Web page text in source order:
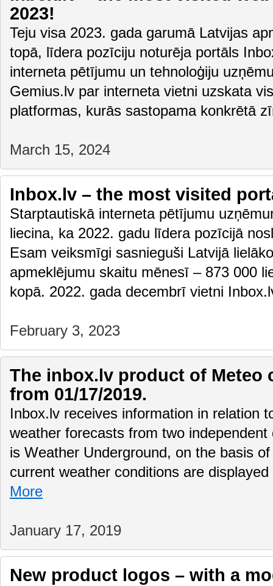
2023!
Teju visa 2023. gada garumā Latvijas
topā, līdera pozīciju noturēja portāls
interneta pētījumu un tehnoloģiju
Gemius.lv par interneta vietni uzskata
platformas, kurās sastopama konkrētā
March 15, 2024
Inbox.lv – the most visited
Starptautiskā interneta pētījumu
liecina, ka 2022. gadu līdera pozīcijā
Esam veiksmīgi sasnieguši Latvijā
apmeklējumu skaitu mēnesī – 873 000
kopā. 2022. gada decembrī vietni
February 3, 2023
The inbox.lv product of Meteo
from 01/17/2019.
Inbox.lv receives information in relation
weather forecasts from two
is Weather Underground, on the basis
current weather conditions are
More
January 17, 2019
New product logos – with a